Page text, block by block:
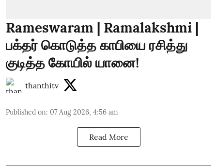
Rameswaram | Ramalakshmi |
பக்தர் கொடுத்த காபியை ரசித்து
குடித்த கோயில் யானை!
thanthitv
Published on: 07 Aug 2026, 4:56 am
Read More